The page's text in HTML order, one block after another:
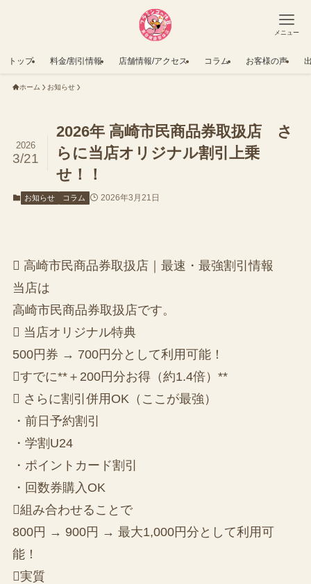
メニュー
トップ 料金/割引情報 店舗情報/アクセス コラム お客様の声
ホーム お知らせ
2026年 高崎市民商品券取扱店 さ
らに当店オリジナル割引上乗
せ！！
2026
3/21
お知らせ コラム 2026年3月21日
 高崎市民商品券取扱店｜最速・最強割引情報
当店は
高崎市民商品券取扱店です。
 当店オリジナル特典
500円券 → 700円分として利用可能！
すでに**＋200円分お得（約1.4倍）**
 さらに割引併用OK（ここが最強）
・前日予約割引
・学割U24
・ポイントカード割引
・回数券購入OK
組み合わせることで
800円 → 900円 → 最大1,000円分として利用可
能！
実質